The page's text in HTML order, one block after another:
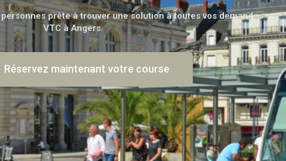
prête à trouver une solution à toutes vos demandes
VTC à Angers.
Réservez maintenant votre course